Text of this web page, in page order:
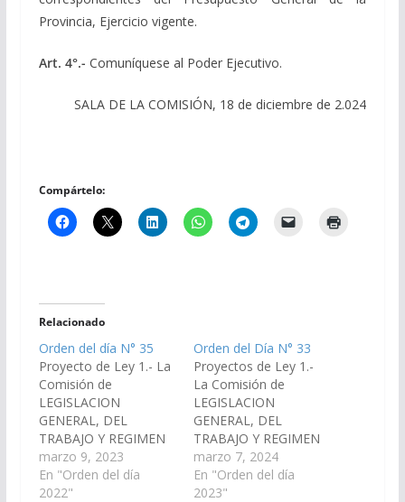
Provincia, Ejercicio vigente.
Art. 4°.- Comuníquese al Poder Ejecutivo.
SALA DE LA COMISIÓN, 18 de diciembre de 2.024
Compártelo:
Relacionado
Orden del día N° 35
Proyecto de Ley 1.- La
Comisión de
LEGISLACION
GENERAL, DEL
TRABAJO Y REGIMEN
PREVISIONAL ha
considerado el
Proyecto de Ley en
marzo 9, 2023
En "Orden del día
2022"
Orden del Día N° 33
Proyectos de Ley 1.-
La Comisión de
LEGISLACION
GENERAL, DEL
TRABAJO Y REGIMEN
PREVISIONAL, ha
considerado el
Proyecto de Ley en
marzo 7, 2024
En "Orden del día
2023"